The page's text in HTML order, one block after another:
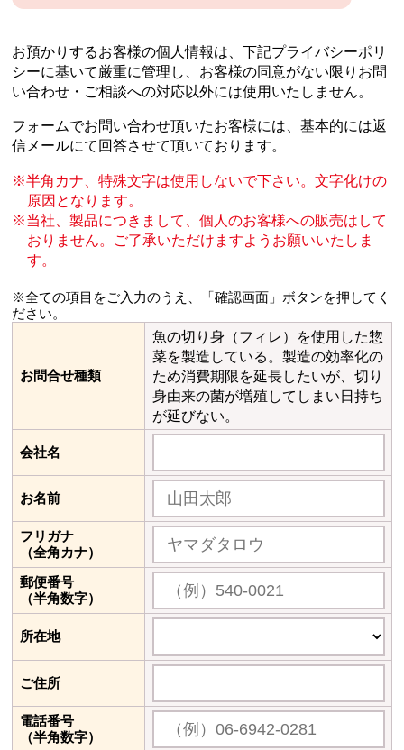
お預かりするお客様の個人情報は、下記プライバシーポリ
シーに基いて厳重に管理し、 お客様の同意がない限りお問
い合わせ・ご相談への対応以外には使用いたしません。
フォームでお問い合わせ頂いたお客様には、基本的には返
信メールにて回答させて頂いております。
半角カナ、特殊文字は使用しないで下さい。文字化けの
原因となります。
当社、製品につきまして、個人のお客様への販売はして
おりません。
ご了承いただけますようお願いいたしま
す。
※全ての項目をご入力のうえ、「確認画面」ボタンを押してく
ださい。
お問合せ種類
魚の切り身（フィレ）を使用した惣
菜を製造している。製造の効率化の
ため消費期限を延長したいが、切り
身由来の菌が増殖してしまい日持ち
が延びない。
会社名
お名前
フリガナ
（全角カナ）
郵便番号
（半角数字）
所在地
ご住所
電話番号
（半角数字）